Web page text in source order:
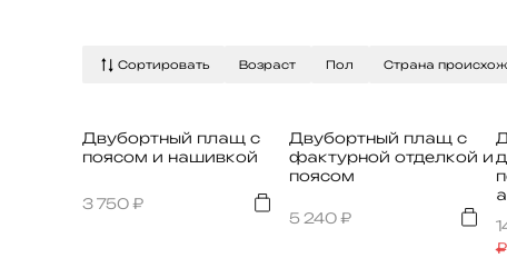
Сортировать Возраст Пол Страна
Двубортный плащ с
поясом и нашивкой
3 750₽
Двубортный плащ с
фактурной отделкой и
поясом
5 240₽
₽